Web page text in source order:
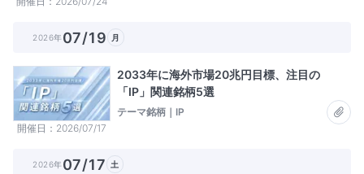
2026年07/19 月
開催日 2026/07/17
2033年に海外市場20兆円目標、注目の
「IP」関連銘柄5選
テーマ銘柄｜IP
2026年07/17 土